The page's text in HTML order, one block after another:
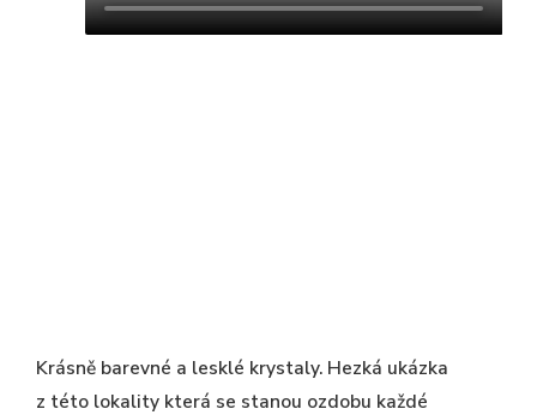
Krásně barevné a lesklé krystaly. Hezká ukázka
z této lokality která se stanou ozdobu každé